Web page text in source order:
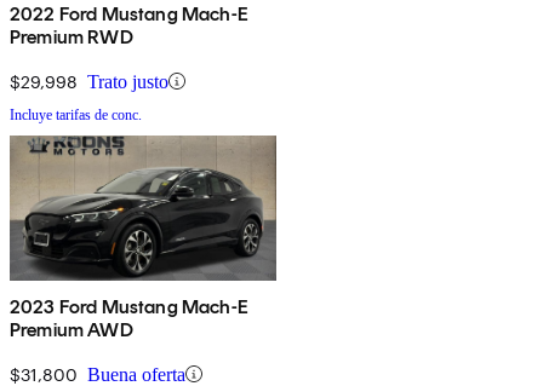
2022 Ford Mustang Mach-E
Premium RWD
$29,998 Trato justo
Incluye tarifas de conc.
2023 Ford Mustang Mach-E
Premium AWD
$31,800 Buena oferta